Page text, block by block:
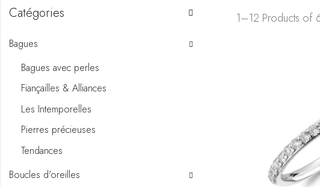
1–12 Products of
Catégories
Bagues
Bagues avec perles
Fiançailles & Alliances
Les Intemporelles
Pierres précieuses
Tendances
Boucles d'oreilles